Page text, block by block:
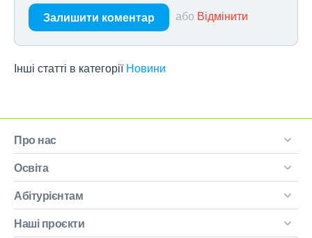
Залишити коментар або Відмінити
Інші статті в категорії Новини
Про нас
Освіта
Абітурієнтам
Наші проєкти